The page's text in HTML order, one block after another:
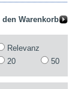
Relevanz
20 50